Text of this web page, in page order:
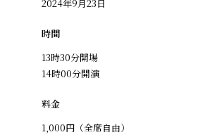
2024年9月23日
時間
13時30分開場
14時00分開演
料金
1,000円（全席自由）